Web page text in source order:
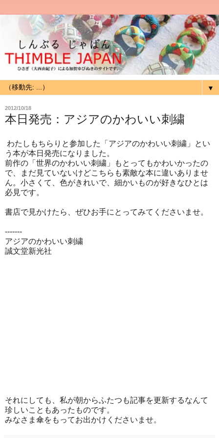
▼
2012/10/18
本日発売：アジアのかわいい刺繍
わたしもちらりと参加した「アジアのかわいい刺繍」とい
う本が本日発売になりました。
前作の「世界のかわいい刺繍」もとってもかわいかったの
で、まだ見ていないけどこちらも素敵な本に違いありませ
ん。小さくて、色がきれいで、細かいものが好きなひとは
必見です。
書店で見かけたら、ぜひお手にとってみてくださいませ。
-------
アジアのかわいい刺繍
誠文堂新光社
それにしても、私が朝からふたつも記事を更新するなんて
珍しいこともあったものです。
みなさま傘をもってお出かけくださいませ。